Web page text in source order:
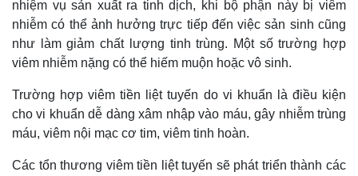
Pháp luật
Quân sự - Quốc phòng
nhiệm vụ sản xuất ra tinh dịch, khi bộ phận này bị viêm
nhiễm có thể ảnh hưởng trực tiếp đến việc sản sinh cũng
như làm giảm chất lượng tinh trùng. Một số trường hợp
viêm nhiễm nặng có thể hiếm muộn hoặc vô sinh.
Trường hợp viêm tiền liệt tuyến do vi khuẩn là điều kiện
cho vi khuẩn dễ dàng xâm nhập vào máu, gây nhiễm trùng
máu, viêm nội mạc cơ tim, viêm tinh hoàn.
Các tổn thương viêm tiền liệt tuyến sẽ phát triển thành các